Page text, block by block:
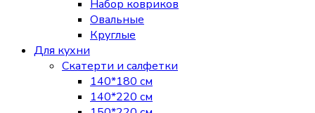
Набор ковриков
Овальные
Круглые
Для кухни
Скатерти и салфетки
140*180 см
140*220 см